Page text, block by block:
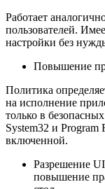
Работает
пользователей.
настройки без
Повышение
Политика
на исполнение
только в
System32 и Program
включенной.
Разрешение
повышение